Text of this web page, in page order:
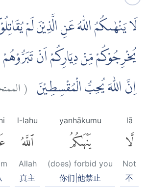
لَا يَنْهٰىكُمُ اللّٰهُ عَنِ الَّذِيْنَ لَمْ
يُخْرِجُوْكُمْ مِّنْ دِيَارِكُمْ اَنْ
اِنَّ اللّٰهَ يُحِبُّ الْمُقْسِطِيْنَ (
lā
لَّا
Not
不
yanhākumu
يَنْهَىٰكُمُ
(does) forbid you
你们|他禁止
l-lahu
ٱللَّهُ
Allah
真主